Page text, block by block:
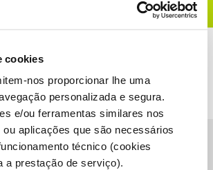
cookies
nos proporcionar lhe uma
personalizada e segura.
e/ou ferramentas similares nos
aplicações que são necessários
técnico (cookies
a prestação de serviço).
Fórum NOS Accessibility statement